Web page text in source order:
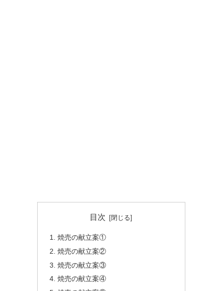
目次
焼売の献立案①
焼売の献立案②
焼売の献立案③
焼売の献立案④